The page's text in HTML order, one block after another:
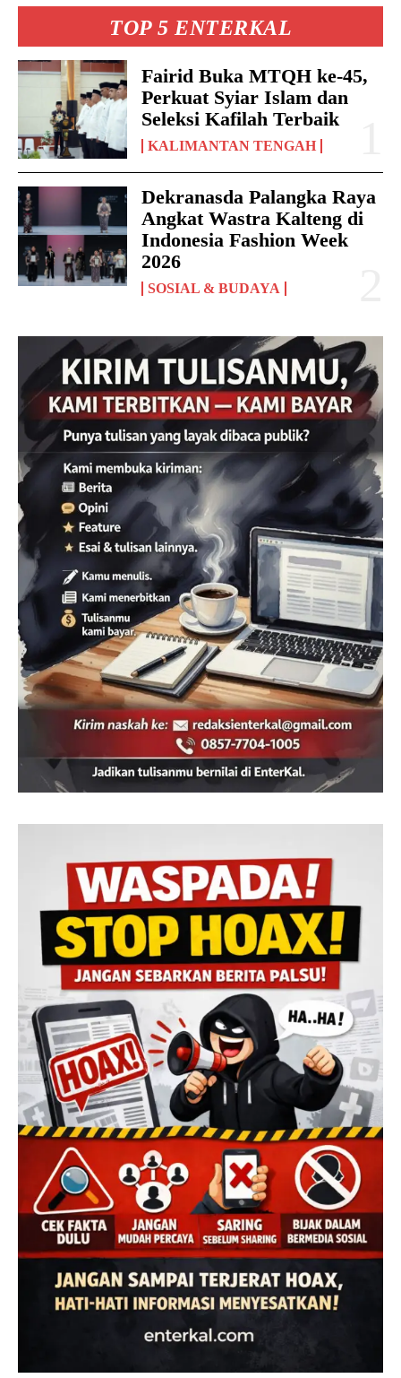
TOP 5 ENTERKAL
Fairid Buka MTQH ke-45,
Perkuat Syiar Islam dan
Seleksi Kafilah Terbaik
KALIMANTAN TENGAH
Dekranasda Palangka Raya
Angkat Wastra Kalteng di
Indonesia Fashion Week
2026
SOSIAL & BUDAYA